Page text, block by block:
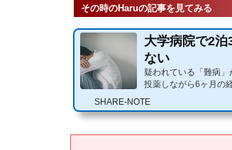
その時のHaruの記事を見てみる
大学病院で2泊
ない
疑われている「難病」
投薬しながら6ヶ月の
院での早期の精密検査
たが…...
SHARE-NOTE